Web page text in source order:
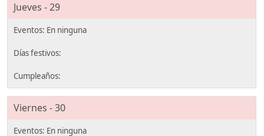
Jueves - 29
Viernes - 30